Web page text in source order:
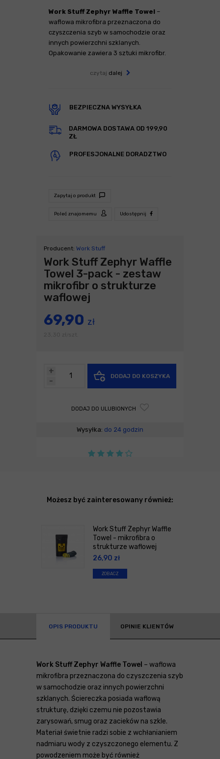
Work Stuff Zephyr Waffle Towel –
waflowa mikrofibra przeznaczona do
czyszczenia szyb w samochodzie oraz
innych powierzchni szklanych.
Opakowanie zawiera 3 sztuki mikrofibr.
czytaj dalej
BEZPIECZNA WYSYŁKA
DARMOWA DOSTAWA OD 199,90
ZŁ
PROFESJONALNE DORADZTWO
Zapytaj o produkt
Poleć znajomemu Udostępnij
Producent: Work Stuff
Work Stuff Zephyr Waffle
Towel 3-pack - zestaw
mikrofibr o strukturze
waflowej
69,90 zł
-
+
DODAJ DO KOSZYKA
DODAJ DO ULUBIONYCH
Wysyłka: do 24 godzin
Możesz być zainteresowany również:
Work Stuff Zephyr Waffle
Towel - mikrofibra o
strukturze waflowej
26,90 zł
ZOBACZ
OPIS PRODUKTU OPINIE KLIENTÓW
Work Stuff Zephyr Waffle Towel – waflowa
mikrofibra przeznaczona do czyszczenia szyb
w samochodzie oraz innych powierzchni
szklanych. Ściereczka posiada waflową
strukturę, dzięki czemu nie pozostawia
zarysowań, smug oraz zacieków na szkle.
Materiał świetnie radzi sobie z wchłanianiem
nadmiaru wody z czyszczonego elementu. Z
powodzeniem może być również